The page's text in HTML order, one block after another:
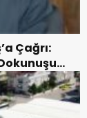
Çağrı: